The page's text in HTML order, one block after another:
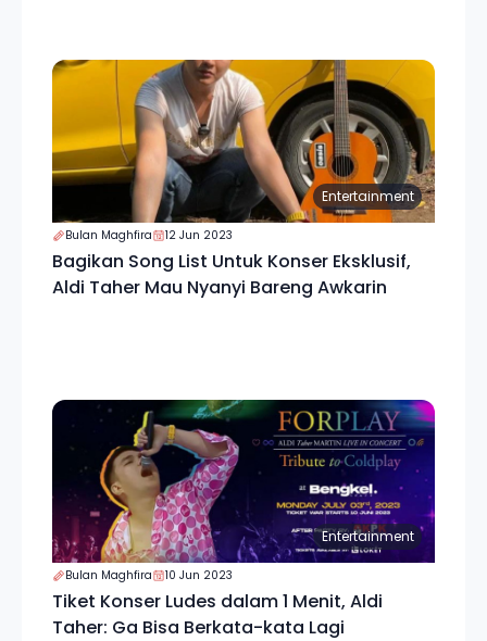
Entertainment
Bulan Maghfira 12 Jun 2023
Bagikan Song List Untuk Konser Eksklusif,
Aldi Taher Mau Nyanyi Bareng Awkarin
Entertainment
Bulan Maghfira 10 Jun 2023
Tiket Konser Ludes dalam 1 Menit, Aldi
Taher: Ga Bisa Berkata-kata Lagi